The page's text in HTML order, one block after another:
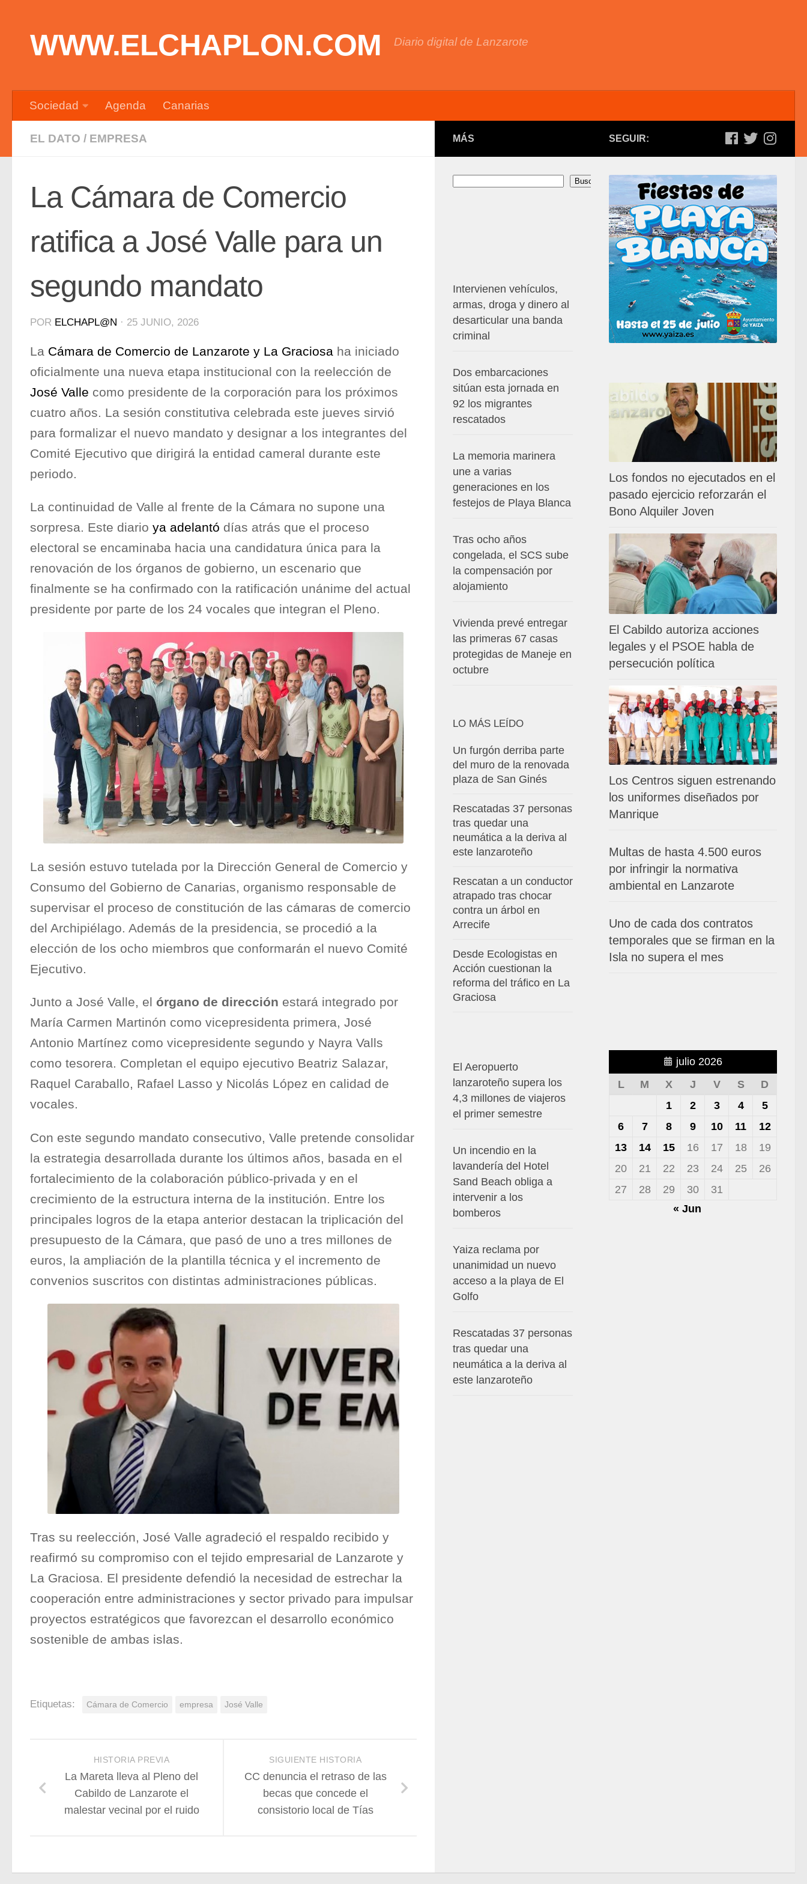
WWW.ELCHAPLON.COM Diario digital de Lanzarote
Sociedad Agenda Canarias
EL DATO / EMPRESA
La Cámara de Comercio
ratifica a José Valle para un
segundo mandato
POR ELCHAPL@N · 25 JUNIO, 2026
La Cámara de Comercio de Lanzarote y La Graciosa ha iniciado
oficialmente una nueva etapa institucional con la reelección de
José Valle como presidente de la corporación para los próximos
cuatro años. La sesión constitutiva celebrada este jueves sirvió
para formalizar el nuevo mandato y designar a los integrantes del
Comité Ejecutivo que dirigirá la entidad cameral durante este
periodo.
La continuidad de Valle al frente de la Cámara no supone una
sorpresa. Este diario ya adelantó días atrás que el proceso
electoral se encaminaba hacia una candidatura única para la
renovación de los órganos de gobierno, un escenario que
finalmente se ha confirmado con la ratificación unánime del actual
presidente por parte de los 24 vocales que integran el Pleno.
La sesión estuvo tutelada por la Dirección General de Comercio y
Consumo del Gobierno de Canarias, organismo responsable de
supervisar el proceso de constitución de las cámaras de comercio
del Archipiélago. Además de la presidencia, se procedió a la
elección de los ocho miembros que conformarán el nuevo Comité
Ejecutivo.
Junto a José Valle, el órgano de dirección estará integrado por
María Carmen Martinón como vicepresidenta primera, José
Antonio Martínez como vicepresidente segundo y Nayra Valls
como tesorera. Completan el equipo ejecutivo Beatriz Salazar,
Raquel Caraballo, Rafael Lasso y Nicolás López en calidad de
vocales.
Con este segundo mandato consecutivo, Valle pretende consolidar
la estrategia desarrollada durante los últimos años, basada en el
fortalecimiento de la colaboración público-privada y en el
crecimiento de la estructura interna de la institución. Entre los
principales logros de la etapa anterior destacan la triplicación del
presupuesto de la Cámara, que pasó de uno a tres millones de
euros, la ampliación de la plantilla técnica y el incremento de
convenios suscritos con distintas administraciones públicas.
Tras su reelección, José Valle agradeció el respaldo recibido y
reafirmó su compromiso con el tejido empresarial de Lanzarote y
La Graciosa. El presidente defendió la necesidad de estrechar la
cooperación entre administraciones y sector privado para impulsar
proyectos estratégicos que favorezcan el desarrollo económico
sostenible de ambas islas.
Etiquetas: Cámara de Comercio empresa José Valle
SIGUIENTE HISTORIA
CC denuncia el retraso de las
becas que concede el
consistorio local de Tías
HISTORIA PREVIA
La Mareta lleva al Pleno del
Cabildo de Lanzarote el
malestar vecinal por el ruido
SEGUIR:
Los fondos no ejecutados en el
pasado ejercicio reforzarán el
Bono Alquiler Joven
El Cabildo autoriza acciones
legales y el PSOE habla de
persecución política
Los Centros siguen estrenando
los uniformes diseñados por
Manrique
Multas de hasta 4.500 euros
por infringir la normativa
ambiental en Lanzarote
Uno de cada dos contratos
temporales que se firman en la
Isla no supera el mes
julio 2026
L
M X J V S
D
1
2 3 4
5
6
7 8 9 10 11
12
13
14 15 16 17 18
19
20
21 22 23 24 25
26
27
28 29 30
31
« Jun
MÁS
Buscar
Intervienen vehículos,
armas, droga y dinero al
desarticular una banda
criminal
Dos embarcaciones
sitúan esta jornada en
92 los migrantes
rescatados
La memoria marinera
une a varias
generaciones en los
festejos de Playa Blanca
Tras ocho años
congelada, el SCS sube
la compensación por
alojamiento
Vivienda prevé entregar
las primeras 67 casas
protegidas de Maneje en
octubre
LO MÁS LEÍDO
Un furgón derriba parte
del muro de la renovada
plaza de San Ginés
Rescatadas 37 personas
tras quedar una
neumática a la deriva al
este lanzaroteño
Rescatan a un conductor
atrapado tras chocar
contra un árbol en
Arrecife
Desde Ecologistas en
Acción cuestionan la
reforma del tráfico en La
Graciosa
El Aeropuerto
lanzaroteño supera los
4,3 millones de viajeros
el primer semestre
Un incendio en la
lavandería del Hotel
Sand Beach obliga a
intervenir a los
bomberos
Yaiza reclama por
unanimidad un nuevo
acceso a la playa de El
Golfo
Rescatadas 37 personas
tras quedar una
neumática a la deriva al
este lanzaroteño